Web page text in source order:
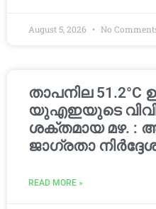
August 5, 2026 No
താപനില 51.2°C
യുഎഇയുടെ
ശക്തമായ മഴ. :
ജാഗ്രതാ
READ MORE »